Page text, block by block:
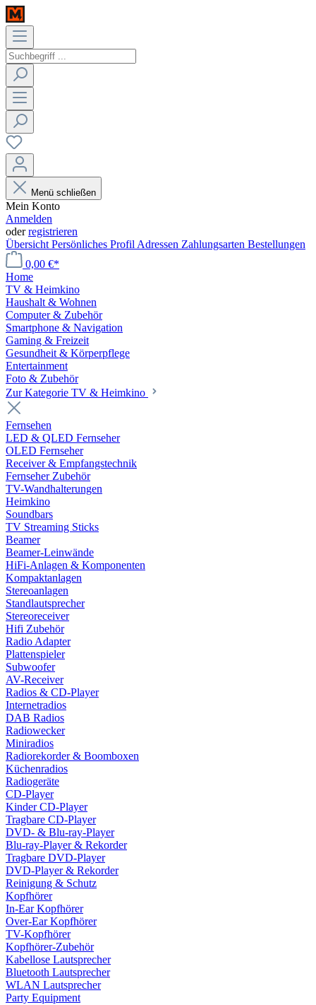
Menü schließen
Mein Konto
Anmelden
oderregistrieren
Übersicht Persönliches Profil Adressen Zahlungsarten Bestellungen
0,00 €*
Home
TV & Heimkino
Haushalt & Wohnen
Computer & Zubehör
Smartphone & Navigation
Gaming & Freizeit
Gesundheit & Körperpflege
Entertainment
Foto & Zubehör
Zur Kategorie TV & Heimkino
Fernsehen
LED & QLED Fernseher
OLED Fernseher
Receiver & Empfangstechnik
Fernseher Zubehör
TV-Wandhalterungen
Heimkino
Soundbars
TV Streaming Sticks
Beamer
Beamer-Leinwände
HiFi-Anlagen & Komponenten
Kompaktanlagen
Stereoanlagen
Standlautsprecher
Stereoreceiver
Hifi Zubehör
Radio Adapter
Plattenspieler
Subwoofer
AV-Receiver
Radios & CD-Player
Internetradios
DAB Radios
Radiowecker
Miniradios
Radiorekorder & Boomboxen
Küchenradios
Radiogeräte
CD-Player
Kinder CD-Player
Tragbare CD-Player
DVD- & Blu-ray-Player
Blu-ray-Player & Rekorder
Tragbare DVD-Player
DVD-Player & Rekorder
Reinigung & Schutz
Kopfhörer
In-Ear Kopfhörer
Over-Ear Kopfhörer
TV-Kopfhörer
Kopfhörer-Zubehör
Kabellose Lautsprecher
Bluetooth Lautsprecher
WLAN Lautsprecher
Party Equipment